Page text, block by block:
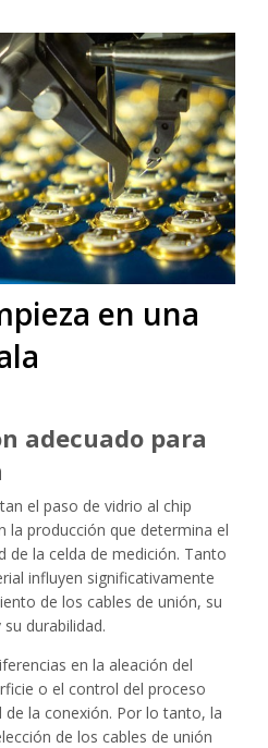
en una
adecuado para
el paso de vidrio al chip
la producción que determina el
de la celda de medición. Tanto
influyen significativamente
de los cables de unión, su
durabilidad.
en la aleación del
o el control del proceso
la conexión. Por lo tanto, la
de los cables de unión